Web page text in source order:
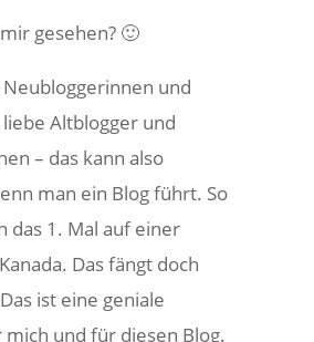
gesehen? 🙂
Neubloggerinnen und
Altblogger und
– das kann also
man ein Blog führt. So
das 1. Mal auf einer
Das fängt doch
ist eine geniale
und für diesen Blog.